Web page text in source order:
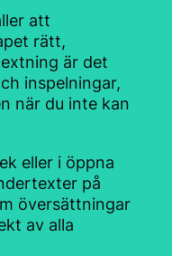
att
rätt,
är det
inspelningar,
när du inte kan
eller i öppna
på
översättningar
av alla